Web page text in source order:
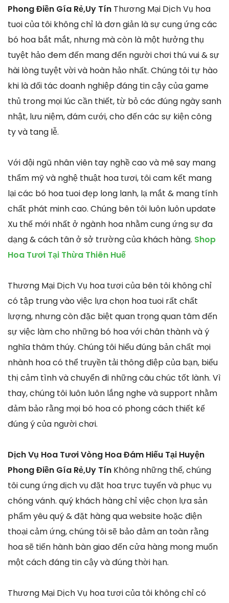
Phong Điền Gía Rẻ,Uy Tín Thương Mại Dịch Vụ hoa
tuoi của tôi không chỉ là đơn giản là sự cung ứng các
bó hoa bắt mắt, nhưng mà còn là một hưởng thụ
tuyệt hảo đem đến mang đến người chơi thú vui & sự
hài lòng tuyệt vời và hoàn hảo nhất. Chúng tôi tự hào
khi là đối tác doanh nghiệp đáng tin cậy của game
thủ trong mọi lúc cần thiết, từ bỏ các đúng ngày sanh
nhật, lưu niệm, đám cưới, cho đến các sự kiện công
ty và tang lễ.
Với đội ngũ nhân viên tay nghề cao và mê say mang
thẩm mỹ và nghệ thuật hoa tươi, tôi cam kết mang
lại các bó hoa tuoi đẹp long lanh, lạ mắt & mang tính
chất phát minh cao. Chúng bên tôi luôn luôn update
Xu thế mới nhất ở ngành hoa nhằm cung ứng sự đa
dạng & cách tân ở sở trường của khách hàng. Shop
Hoa Tươi Tại Thừa Thiên Huế
Thương Mại Dịch Vụ hoa tươi của bên tôi không chỉ
có tập trung vào việc lựa chọn hoa tuoi rất chất
lượng, nhưng còn đặc biệt quan trọng quan tâm đến
sự việc làm cho những bó hoa với chân thành và ý
nghĩa thâm thúy. Chúng tôi hiểu đúng bản chất mọi
nhành hoa có thể truyền tải thông điệp của bạn, biểu
thị cảm tình và chuyển đi những câu chúc tốt lành. Vì
thay, chúng tôi luôn luôn lắng nghe và support nhằm
đảm bảo rằng mọi bó hoa có phong cách thiết kế
đúng ý của người chơi.
Dịch Vụ Hoa Tươi Vòng Hoa Đám Hiếu Tại Huyện
Phong Điền Gía Rẻ,Uy Tín Không những thế, chúng
tôi cung ứng dịch vụ đặt hoa trực tuyến và phục vụ
chóng vánh. quý khách hàng chỉ việc chọn lựa sản
phẩm yêu quý & đặt hàng qua website hoặc điện
thoại cảm ứng, chúng tôi sẽ bảo đảm an toàn rằng
hoa sẽ tiến hành bàn giao đến cửa hàng mong muốn
một cách đáng tin cậy và đúng thời hạn.
Thương Mại Dịch Vụ hoa tươi của tôi không chỉ có